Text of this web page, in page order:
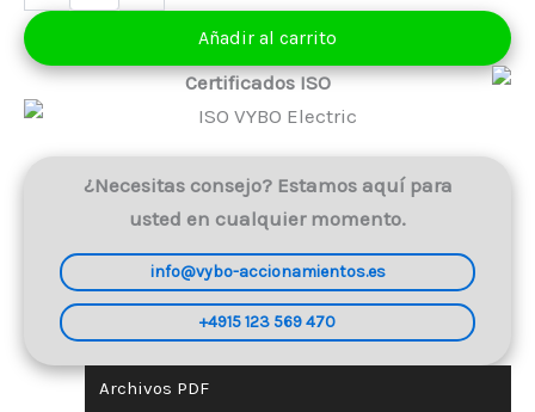
frecuencia
1,5
kW
400V
(V900-
cantidad
Añadir al carrito
Certificados ISO
¿Necesitas consejo? Estamos aquí para
usted en cualquier momento.
info@vybo-accionamientos.es
+4915 123 569 470
Archivos PDF